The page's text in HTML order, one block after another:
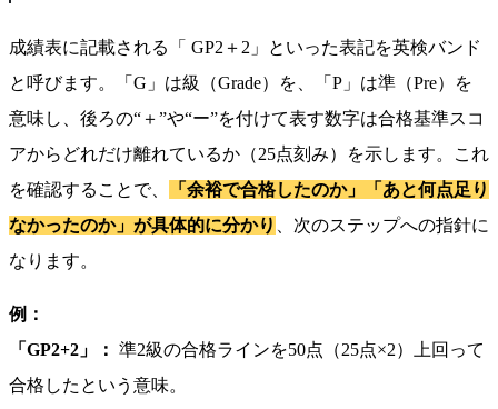
成績表に記載される「 GP2＋2」といった表記を英検バンド
と呼びます。「G」は級（Grade）を、「P」は準（Pre）を
意味し、後ろの“＋”や“ー”を付けて表す数字は合格基準スコ
アからどれだけ離れているか（25点刻み）を示します。これ
を確認することで、
「余裕で合格したのか」「あと何点足り
なかったのか」が具体的に分かり
、次のステップへの指針に
なります。
例：
「GP2+2」： 準2級の合格ラインを50点（25点×2）上回って
合格したという意味。